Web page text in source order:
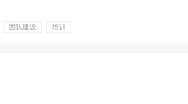
团队建设
培训